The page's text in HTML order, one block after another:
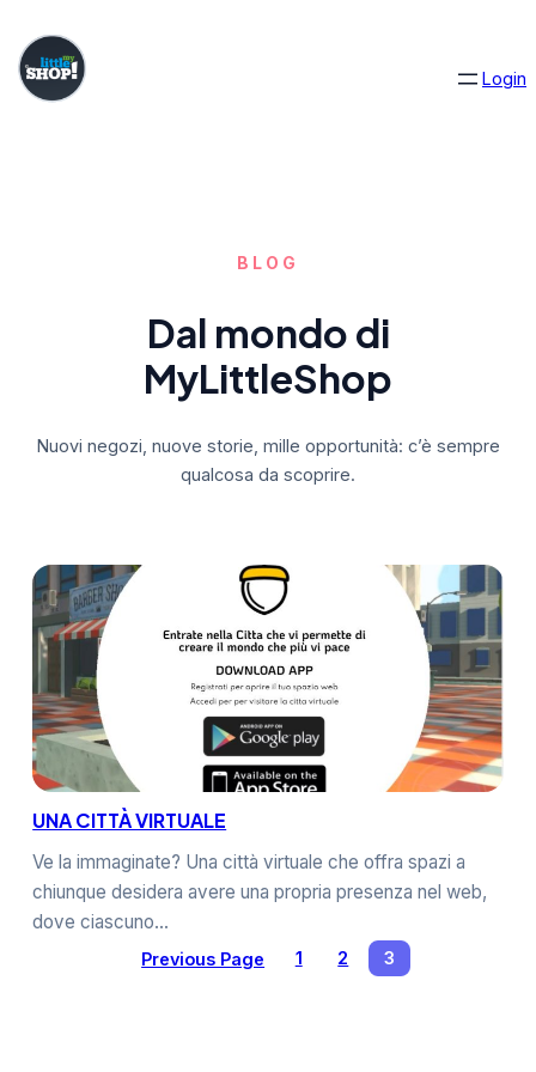
to
content
Login
BLOG
Dal mondo di
MyLittleShop
Nuovi negozi, nuove storie, mille opportunità: c’è sempre
qualcosa da scoprire.
UNA CITTÀ VIRTUALE
Ve la immaginate? Una città virtuale che offra spazi a
chiunque desidera avere una propria presenza nel web,
dove ciascuno…
Previous Page 1 2 3